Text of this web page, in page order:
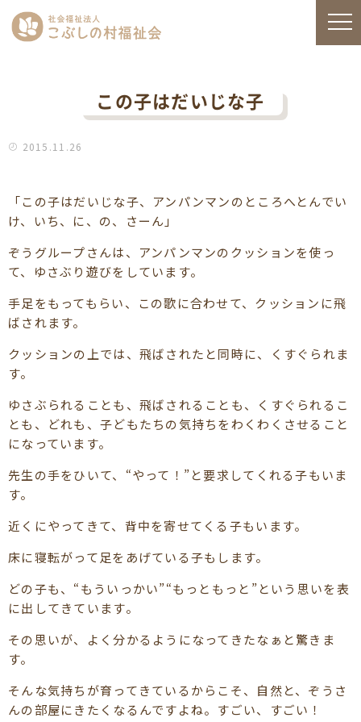
この子はだいじな子
2015.11.26
「この子はだいじな子、アンパンマンのところへとんでい
け、いち、に、の、さーん」
ぞうグループさんは、アンパンマンのクッションを使っ
て、ゆさぶり遊びをしています。
手足をもってもらい、この歌に合わせて、クッションに飛
ばされます。
クッションの上では、飛ばされたと同時に、くすぐられま
す。
ゆさぶられることも、飛ばされることも、くすぐられるこ
とも、どれも、子どもたちの気持ちをわくわくさせること
になっています。
先生の手をひいて、“やって！”と要求してくれる子もいま
す。
近くにやってきて、背中を寄せてくる子もいます。
床に寝転がって足をあげている子もします。
どの子も、“もういっかい”“もっともっと”という思いを表
に出してきています。
その思いが、よく分かるようになってきたなぁと驚きま
す。
そんな気持ちが育ってきているからこそ、自然と、ぞうさ
んの部屋にきたくなるんですよね。すごい、すごい！